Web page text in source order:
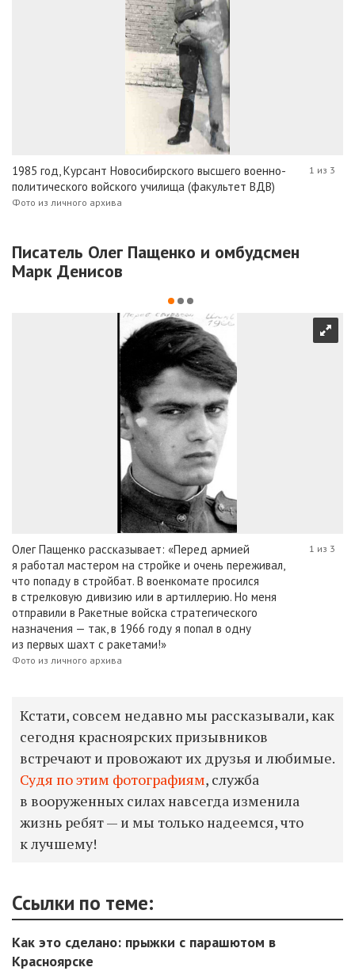
1985 год, Курсант Новосибирского высшего военно-
политического войского училища (факультет ВДВ)
Фото из личного архива
1 из 3
Писатель Олег Пащенко и омбудсмен
Марк Денисов
Олег Пащенко рассказывает: «Перед армией
я работал мастером на стройке и очень переживал,
что попаду в стройбат. В военкомате просился
в стрелковую дивизию или в артиллерию. Но меня
отправили в Ракетные войска стратегического
назначения — так, в 1966 году я попал в одну
из первых шахт с ракетами!»
Фото из личного архива
1 из 3
Кстати, совсем недавно мы рассказывали, как
сегодня красноярских призывников
встречают и провожают их друзья и любимые.
Судя по этим фотографиям, служба
в вооруженных силах навсегда изменила
жизнь ребят — и мы только надеемся, что
к лучшему!
Ссылки по теме:
Как это сделано: прыжки с парашютом в
Красноярске